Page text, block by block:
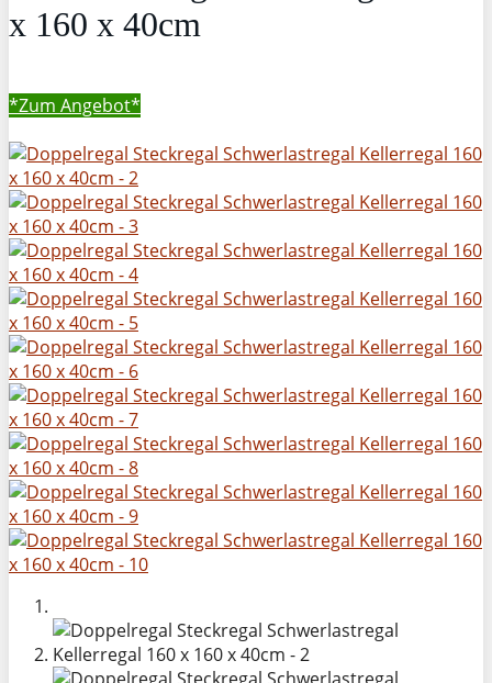
x 160 x 40cm
*Zum Angebot*